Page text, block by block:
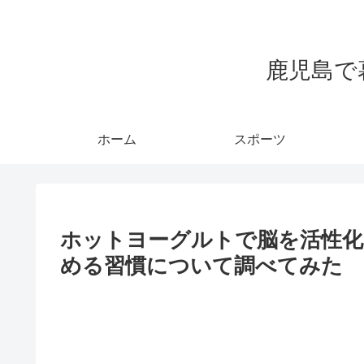
鹿児島
ホーム スポーツ
ホットヨーグルトで脳を活性
める習慣について調べてみた